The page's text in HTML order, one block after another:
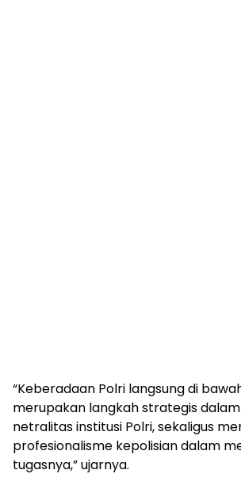
“Keberadaan Polri langsung di
merupakan langkah strategis
netralitas institusi Polri, sekaligus
profesionalisme kepolisian dalam
tugasnya,” ujarnya.